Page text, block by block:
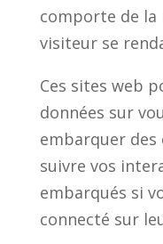
comporte de la
visiteur se
Ces sites web
données sur
embarquer
suivre vos
embarqués si
connecté sur